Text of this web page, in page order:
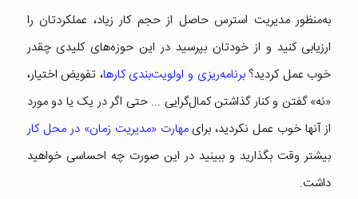
به‌منظور مدیریت استرس حاصل از حجم کار زیاد، عملکردتان را
ارزیابی کنید و از خودتان بپرسید در این حوزه‌های کلیدی چقدر
خوب عمل کردید؟برنامه‌ریزی و اولویت‌بندی کارها، تفویض اختیار،
«نه» گفتن و کنار گذاشتن کمال‌گرایی ... حتی اگر در یک یا دو مورد
از آنها خوب عمل نکردید، برایمهارت‌ «مدیریت زمان‌» در محل کار
بیشتر وقت بگذارید و ببینید در این صورت چه احساسی خواهید
داشت.